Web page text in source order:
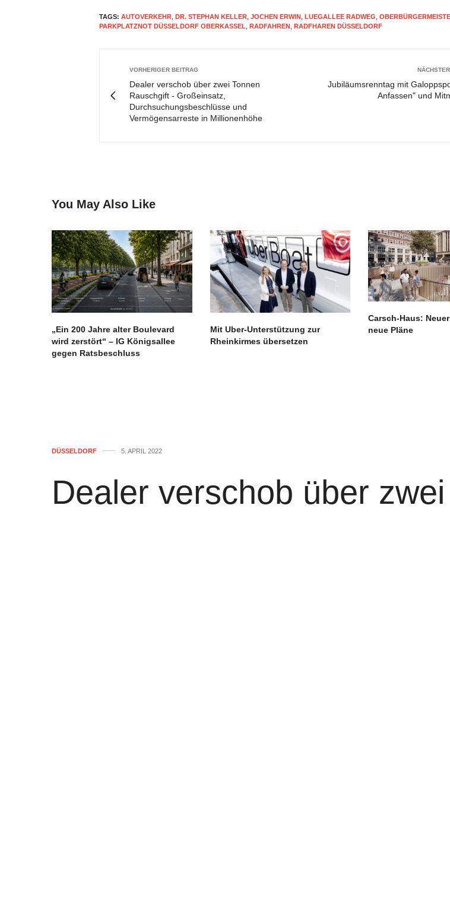
TAGS: AUTOVERKEHR DR. STEPHAN KELLER JOCHEN ERWIN LUEGALLEE RADWEG
PARKPLATZNOT DÜSSELDORF OBERKASSEL RADFAHREN RADFHAREN DÜSSELDORF
VORHERIGER BEITRAG
Dealer verschob über zwei Tonnen
Rauschgift - Großeinsatz,
Durchsuchungsbeschlüsse und
Vermögensarreste in Millionenhöhe
Jubiläumsrenntag mit
Anfassen" und
You May Also Like
„Ein 200 Jahre alter Boulevard
wird zerstört“ – IG Königsallee
gegen Ratsbeschluss
Mit Uber-Unterstützung zur
Rheinkirmes übersetzen
Carsch-Haus: Neuer
neue Pläne
DÜSSELDORF 5. APRIL 2022
Dealer verschob über zwei